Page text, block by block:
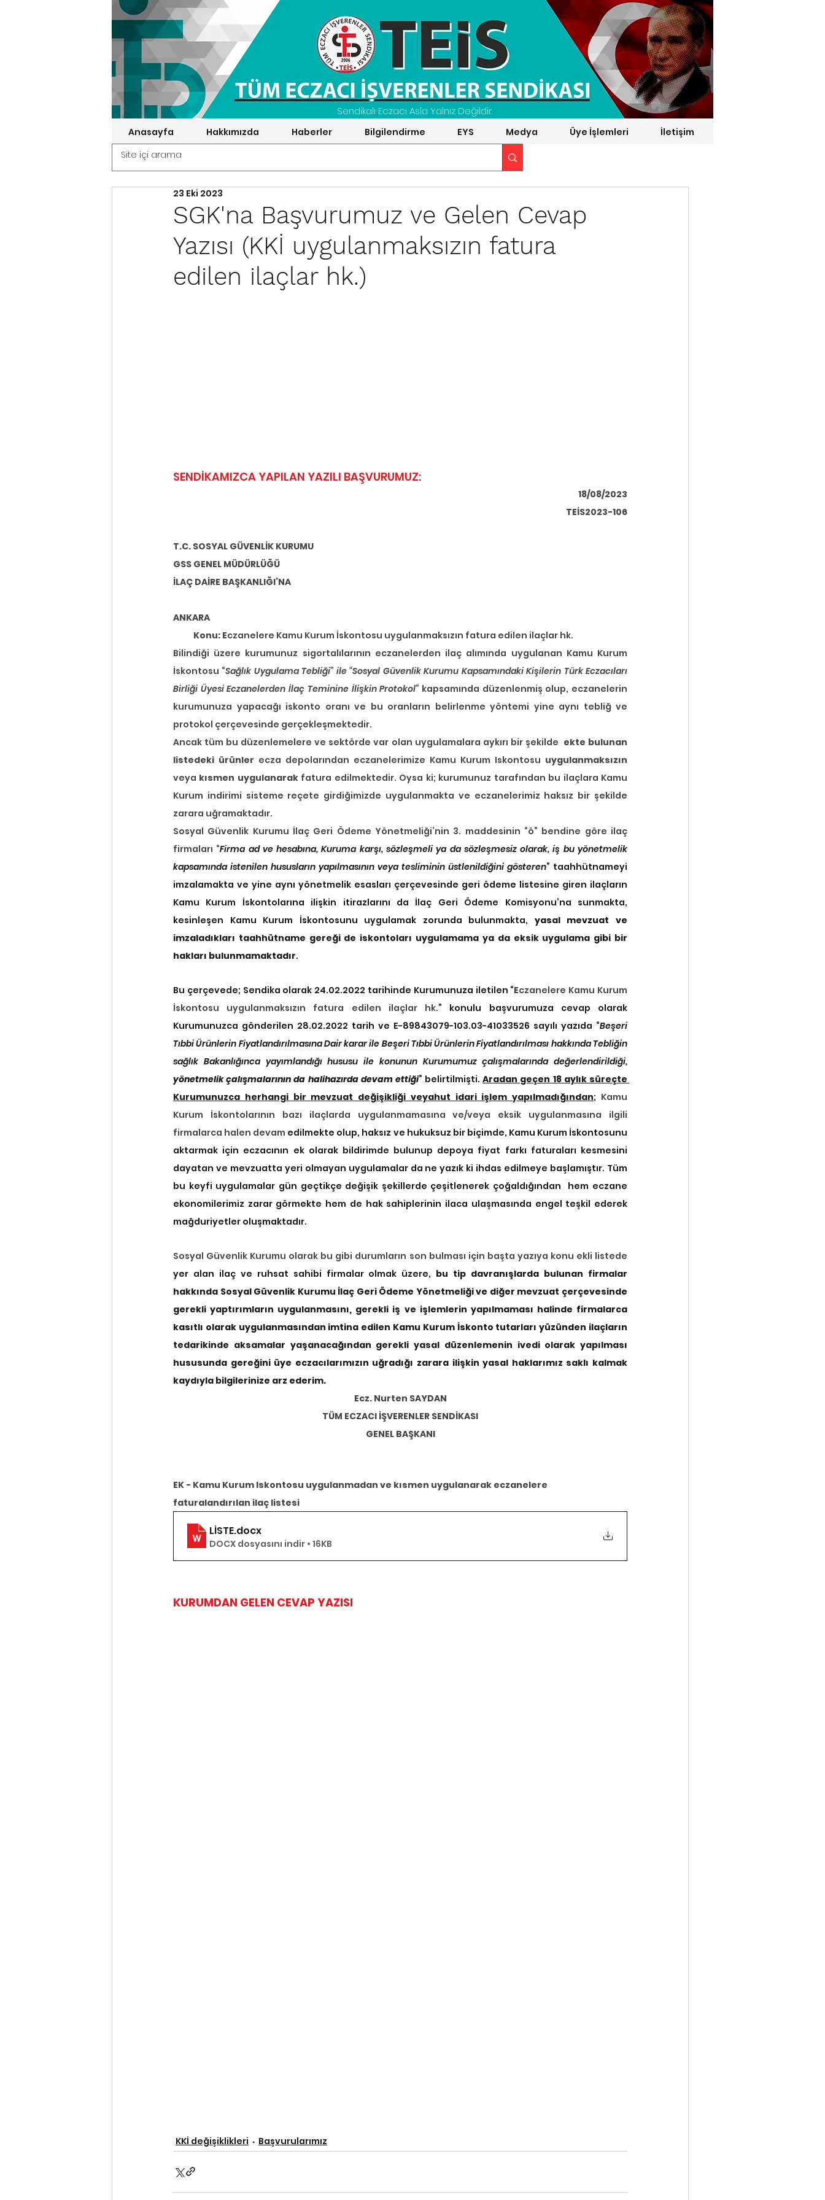
Sendikalı Eczacı Asla Yalnız Değildir.
Anasayfa Hakkımızda Haberler Bilgilendirme EYS Medya Üye İşlemleri İletişim
SGK'na Başvurumuz ve Gelen Cevap
Yazısı (KKİ uygulanmaksızın fatura
edilen ilaçlar hk.)
23 Eki 2023
SENDİKAMIZCA YAPILAN YAZILI BAŞVURUMUZ:
18/08/2023
TEİS2023-106
T.C. SOSYAL GÜVENLİK KURUMU
GSS GENEL MÜDÜRLÜĞÜ
İLAÇ DAİRE BAŞKANLIĞI’NA
ANKARA
           Konu: E
czanelere Kamu Kurum İskontosu uygulanmaksızın fatura edilen ilaçlar hk.
Bilindiği üzere kurumunuz sigortalılarının eczanelerden ilaç alımında uygulanan Kamu Kurum
İskontosu “Sağlık Uygulama Tebliği” ile “Sosyal Güvenlik Kurumu Kapsamındaki Kişilerin Türk Eczacıları
Birliği Üyesi Eczanelerden İlaç Teminine İlişkin Protokol” kapsamında düzenlenmiş olup, eczanelerin
kurumunuza yapacağı iskonto oranı ve bu oranların belirlenme yöntemi yine aynı tebliğ ve
protokol çerçevesinde gerçekleşmektedir.
Ancak tüm bu düzenlemelere ve sektörde var olan uygulamalara aykırı bir şekilde ekte bulunan
listedeki ürünler ecza depolarından eczanelerimize Kamu Kurum Iskontosu uygulanmaksızın
veya kısmen uygulanarak fatura edilmektedir. Oysa ki; kurumunuz tarafından bu ilaçlara Kamu
Kurum indirimi sisteme reçete girdiğimizde uygulanmakta ve eczanelerimiz haksız bir şekilde
zarara uğramaktadır.
Sosyal Güvenlik Kurumu İlaç Geri Ödeme Yönetmeliği’nin 3. maddesinin “ö” bendine göre ilaç
firmaları “Firma ad ve hesabına, Kuruma karşı, sözleşmeli ya da sözleşmesiz olarak, iş bu yönetmelik
kapsamında istenilen hususların yapılmasının veya tesliminin üstlenildiğini gösteren” taahhütnameyi
imzalamakta ve yine aynı yönetmelik esasları çerçevesinde geri ödeme listesine giren ilaçların
Kamu Kurum İskontolarına ilişkin itirazlarını da İlaç Geri Ödeme Komisyonu’na sunmakta,
kesinleşen Kamu Kurum İskontosunu uygulamak zorunda bulunmakta, yasal mevzuat ve
imzaladıkları taahhütname gereği de iskontoları uygulamama ya da eksik uygulama gibi bir
hakları bulunmamaktadır.
Bu çerçevede; Sendika olarak 24.02.2022 tarihinde Kurumunuza iletilen “Eczanelere Kamu Kurum
İskontosu uygulanmaksızın fatura edilen ilaçlar hk.” konulu başvurumuza cevap olarak
Kurumunuzca gönderilen 28.02.2022 tarih ve E-89843079-103.03-41033526 sayılı yazıda “Beşeri
Tıbbi Ürünlerin Fiyatlandırılmasına Dair karar ile Beşeri Tıbbi Ürünlerin Fiyatlandırılması hakkında Tebliğin
yönetmelik çalışmalarının da halihazırda devam ettiği” belirtilmişti. Aradan geçen 18 aylık süreçte
Kurumunuzca herhangi bir mevzuat değişikliği veyahut idari işlem yapılmadığından; Kamu
Kurum İskontolarının bazı ilaçlarda uygulanmamasına ve/veya eksik uygulanmasına ilgili
firmalarca halen devam edilmekte olup, haksız ve hukuksuz bir biçimde, Kamu Kurum İskontosunu
aktarmak için eczacının ek olarak bildirimde bulunup depoya fiyat farkı faturaları kesmesini
dayatan ve mevzuatta yeri olmayan uygulamalar da ne yazık ki ihdas edilmeye başlamıştır. Tüm
bu keyfi uygulamalar gün geçtikçe değişik şekillerde çeşitlenerek çoğaldığından  hem eczane
ekonomilerimiz zarar görmekte hem de hak sahiplerinin ilaca ulaşmasında engel teşkil ederek
mağduriyetler oluşmaktadır.
yer alan ilaç ve ruhsat sahibi firmalar olmak üzere, bu tip davranışlarda bulunan firmalar
hakkında Sosyal Güvenlik Kurumu İlaç Geri Ödeme Yönetmeliği ve diğer mevzuat çerçevesinde
gerekli yaptırımların uygulanmasını, gerekli iş ve işlemlerin yapılmaması halinde firmalarca
kasıtlı olarak uygulanmasından imtina edilen Kamu Kurum İskonto tutarları yüzünden ilaçların
tedarikinde aksamalar yaşanacağından gerekli yasal düzenlemenin ivedi olarak yapılması
hususunda gereğini üye eczacılarımızın uğradığı zarara ilişkin yasal haklarımız saklı kalmak
kaydıyla bilgilerinize arz ederim.
Ecz. Nurten SAYDAN
TÜM ECZACI İŞVERENLER SENDİKASI
GENEL BAŞKANI
EK - Kamu Kurum Iskontosu uygulanmadan ve kısmen uygulanarak eczanelere
faturalandırılan ilaç listesi
LİSTE.docx
DOCX dosyasını indir • 16KB
KURUMDAN GELEN CEVAP YAZISI
KKİ değişiklikleri Başvurularımız